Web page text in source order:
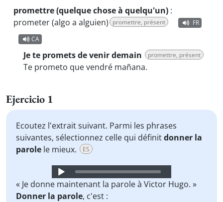
promettre (quelque chose à quelqu'un) :
prometer (algo a alguien) promettre, présent
FR
CA
Je te promets de venir demain promettre, présent
Te prometo que vendré mañana.
Ejercicio 1
Ecoutez l'extrait suivant. Parmi les phrases
suivantes, sélectionnez celle qui définitdonner la
parole le mieux. ES
Audio
Player
« Je donne maintenant la parole à Victor Hugo. »
Donner la parole, c'est :